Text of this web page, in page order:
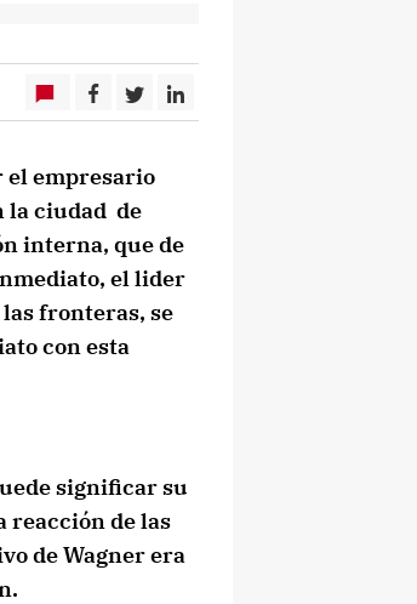
el empresario
la ciudad de
interna, que de
el lider
fronteras, se
con esta
significar su
reacción de las
de Wagner era